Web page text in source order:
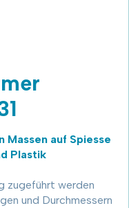
Massen auf Spiesse
Plastik
zugeführt werden
und Durchmessern